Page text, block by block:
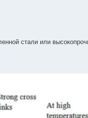
стали или